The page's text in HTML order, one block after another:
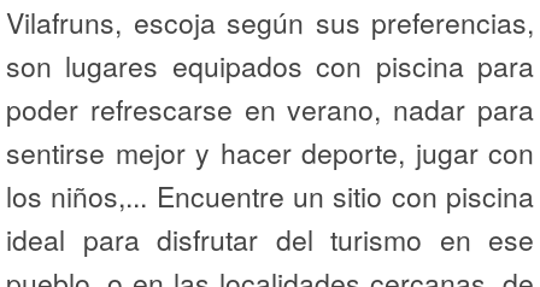
Vilafruns, escoja según sus preferencias,
son lugares equipados con piscina para
poder refrescarse en verano, nadar para
sentirse mejor y hacer deporte, jugar con
los niños,... Encuentre un sitio con piscina
ideal para disfrutar del turismo en ese